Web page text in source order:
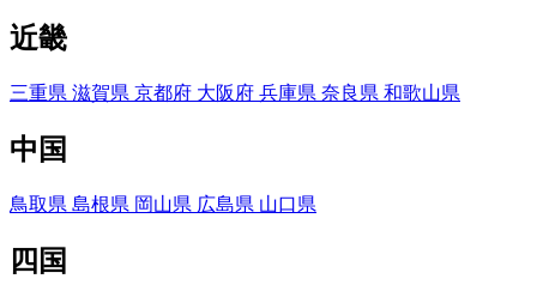
近畿
三重県 滋賀県 京都府 大阪府 兵庫県 奈良県 和歌山県
中国
鳥取県 島根県 岡山県 広島県 山口県
四国